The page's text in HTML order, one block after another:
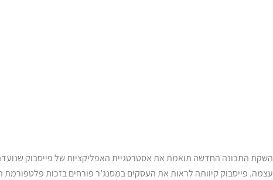
השקת התכונה החדשה תואמת את אסטרטגיית האפליקציות של פייסבוק
עצמה. פייסבוק קיוותה לראות את העסקים במסנג’ר פורחים בזכות